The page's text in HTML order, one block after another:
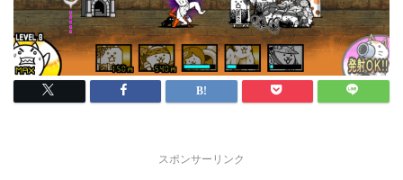
スポンサーリンク